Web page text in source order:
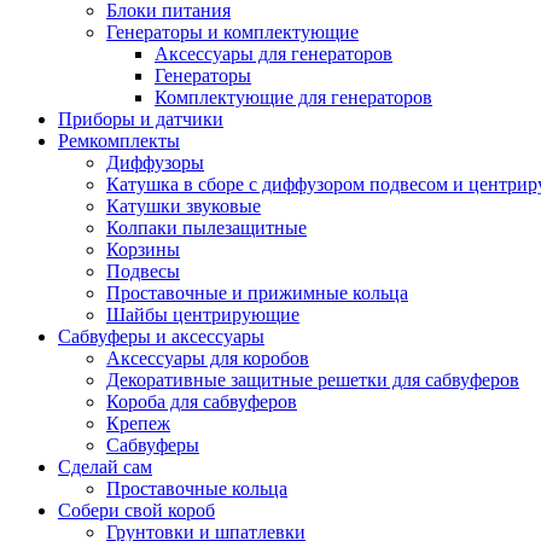
Блоки питания
Генераторы и комплектующие
Аксессуары для генераторов
Генераторы
Комплектующие для генераторов
Приборы и датчики
Ремкомплекты
Диффузоры
Катушка в сборе с диффузором подвесом и
Катушки звуковые
Колпаки пылезащитные
Корзины
Подвесы
Проставочные и прижимные кольца
Шайбы центрирующие
Сабвуферы и аксессуары
Аксессуары для коробов
Декоративные защитные решетки для сабвуферов
Короба для сабвуферов
Крепеж
Сабвуферы
Сделай сам
Проставочные кольца
Собери свой короб
Грунтовки и шпатлевки